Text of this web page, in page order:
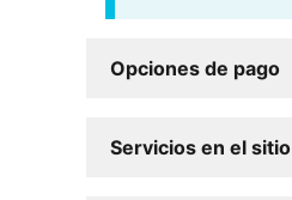
Opciones de pago
Servicios en el sitio